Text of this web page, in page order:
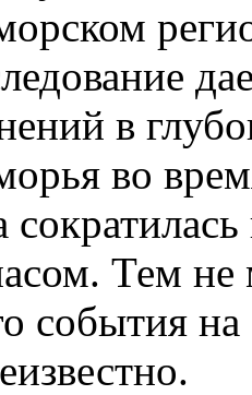
в
во
Тем не
события